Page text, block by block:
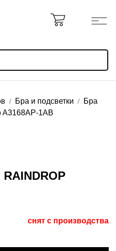
Бра и подсветки
Бра
A3168AP-1AB
снят с производства